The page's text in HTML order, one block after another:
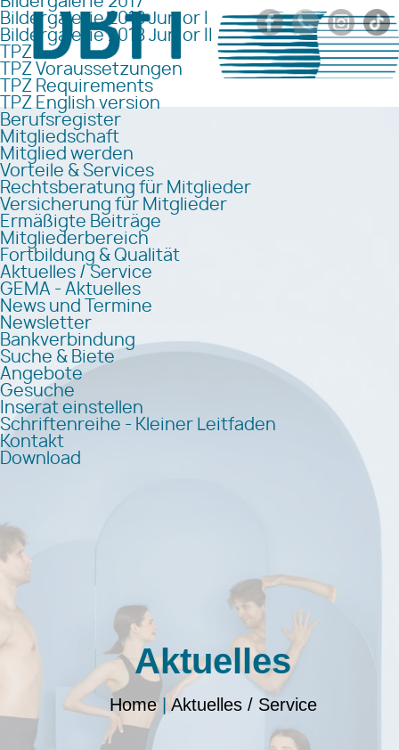
Bildergalerie 2018 Junior I
Bildergalerie 2018 Junior II
TPZ
TPZ Voraussetzungen
TPZ Requirements
TPZ English version
Berufsregister
Mitgliedschaft
Mitglied werden
Vorteile & Services
Rechtsberatung für Mitglieder
Versicherung für Mitglieder
Ermäßigte Beiträge
Mitgliederbereich
Fortbildung & Qualität
Aktuelles / Service
GEMA - Aktuelles
News und Termine
Newsletter
Bankverbindung
Suche & Biete
Angebote
Gesuche
Inserat einstellen
Schriftenreihe - Kleiner Leitfaden
Kontakt
Download
Aktuelles
Home| Aktuelles / Service